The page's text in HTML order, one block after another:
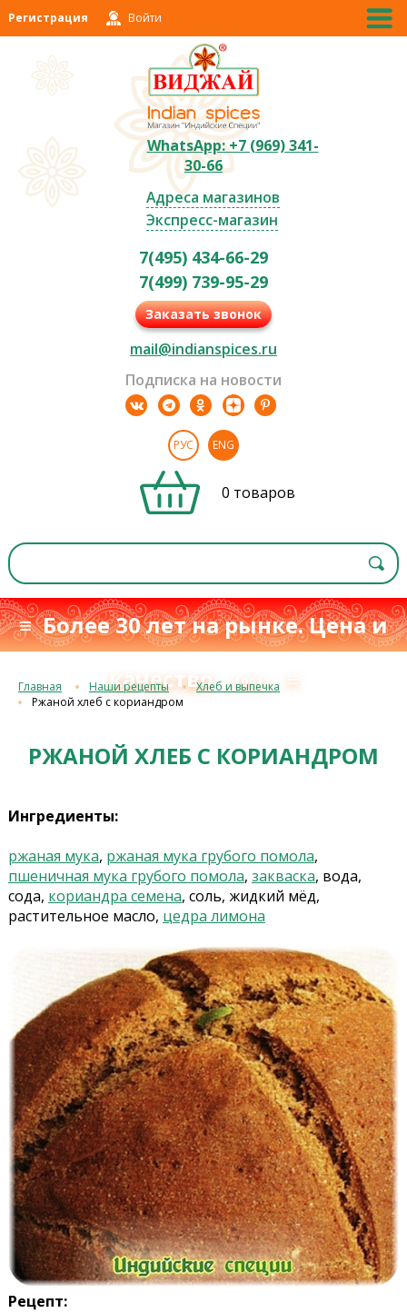
Регистрация Войти
WhatsApp: +7 (969) 341-
30-66
Адреса магазинов
Экспресс-магазин
7(495) 434-66-29
7(499) 739-95-29
Заказать звонок
mail@indianspices.ru
Подписка на новости
РУС ENG
0 товаров
≡ Более 30 лет на рынке. Цена и
качество с 1993 г.≡
Главная Наши рецепты
Хлеб и выпечка
Ржаной хлеб с кориандром
РЖАНОЙ ХЛЕБ С КОРИАНДРОМ
Ингредиенты:
ржаная мука, ржаная мука грубого помола,
пшеничная мука грубого помола, закваска, вода,
сода, кориандра семена, соль, жидкий мёд,
растительное масло, цедра лимона
Рецепт: